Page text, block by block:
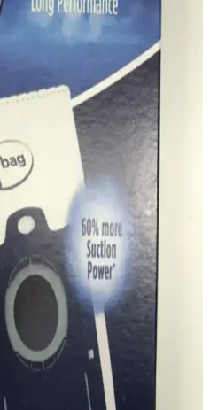
Buharlı Ütü İncelemesi
gücü, güçlü buhar çıkışı ve
bir ütüdür. Hafifliği ve
sağlar.
Orijinal Çelik Süpürge
ve Kullanıcı
ait orijinal çelik süpürge borusu,
metal yapısı ile uzun
ve FERSAN FİLTRE
Ütü: Günlük Kullanım
ve Pratik Çözüm
watt gücü, seramik tabanı ve
hızlıca giderir, kullanımı kolay